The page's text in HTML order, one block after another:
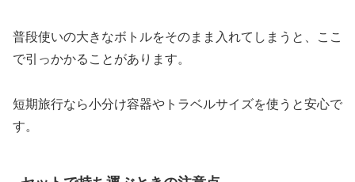
普段使いの大きなボトルをそのまま入れてしまうと、ここ
で引っかかることがあります。
短期旅行なら小分け容器やトラベルサイズを使うと安心で
す。